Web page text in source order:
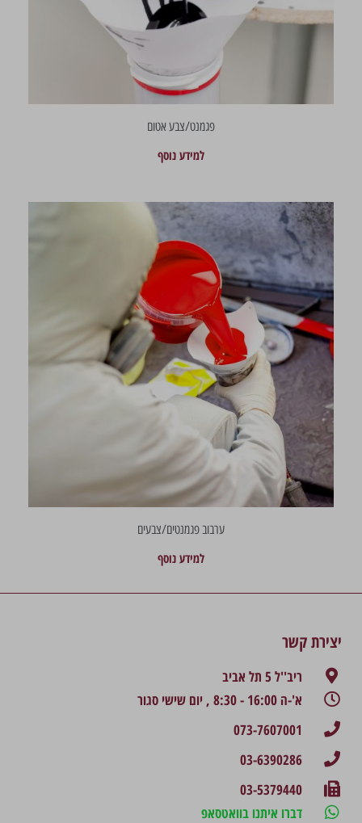
פגמנט/צבע אטום
למידע נוסף
ערבוב פגמנטים/צבעים
למידע נוסף
יצירת קשר
ריב''ל 5 תל אביב
א'-ה 16:00 - 8:30 , יום שישי סגור
073-7607001
03-6390286
03-5379440
דברו איתנו בוואטסאפ